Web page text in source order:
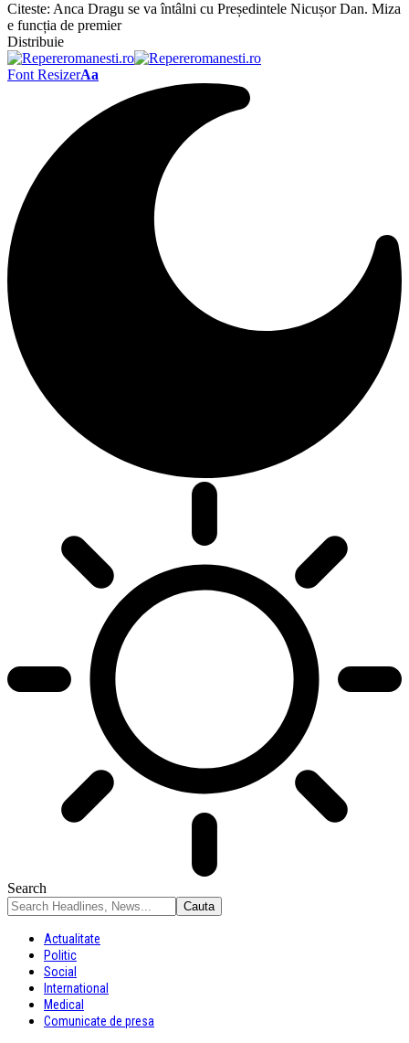
Citeste: Anca Dragu se va întâlni cu Președintele Nicușor Dan. Miza
e funcția de premier
Distribuie
Font ResizerAa
Search
Actualitate
Politic
Social
International
Medical
Comunicate de presa